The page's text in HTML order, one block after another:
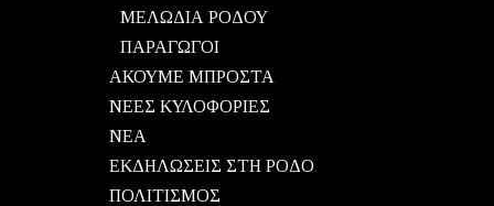
ΜΕΛΩΔΙΑ ΡΟΔΟΥ
ΠΑΡΑΓΩΓΟΙ
ΑΚΟΥΜΕ ΜΠΡΟΣΤΑ
ΝΕΕΣ ΚΥΛΟΦΟΡΙΕΣ
ΝΕΑ
ΕΚΔΗΛΩΣΕΙΣ ΣΤΗ ΡΟΔΟ
ΠΟΛΙΤΙΣΜΟΣ